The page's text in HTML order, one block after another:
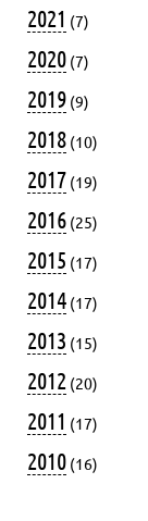
2021 (7)
2020 (7)
2019 (9)
2018 (10)
2017 (19)
2016 (25)
2015 (17)
2014 (17)
2013 (15)
2012 (20)
2011 (17)
2010 (16)